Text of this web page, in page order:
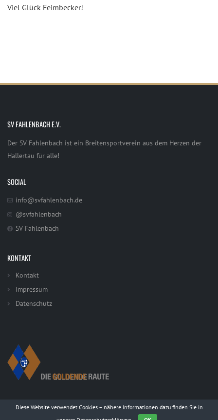
Viel Glück Feimbecker!
SV FAHLENBACH E.V.
Der SV Fahlenbach ist ein Breitensportverein aus dem Herzen der
Hallertau für alle!
SOCIAL
info@svfahlenbach.de
@svfahlenbach
SV Fahlenbach
KONTAKT
Kontakt
Impressum
Datenschutz
Diese Website verwendet Cookies – nähere Informationen dazu finden Sie in